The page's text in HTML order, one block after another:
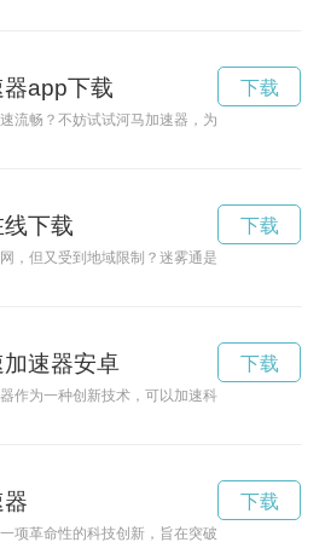
app下载
流畅？不妨试试河马加速器，为你提供专业的
下载
下载
，但又受到地域限制？迷雾通是一款强大的翻
下载
速器安卓
作为一种创新技术，可以加速科学研究的进程
下载
项革命性的科技创新，旨在突破物理学的极限
下载